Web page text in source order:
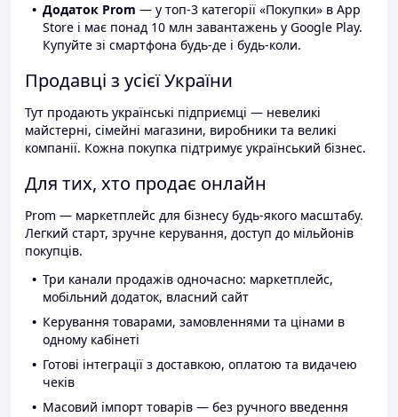
Додаток Prom — у топ-3 категорії «Покупки» в App
Store і має понад 10 млн завантажень у Google Play.
Купуйте зі смартфона будь-де і будь-коли.
Продавці з усієї України
Тут продають українські підприємці — невеликі
майстерні, сімейні магазини, виробники та великі
компанії. Кожна покупка підтримує український бізнес.
Для тих, хто продає онлайн
Prom — маркетплейс для бізнесу будь-якого масштабу.
Легкий старт, зручне керування, доступ до мільйонів
покупців.
Три канали продажів одночасно: маркетплейс,
мобільний додаток, власний сайт
Керування товарами, замовленнями та цінами в
одному кабінеті
Готові інтеграції з доставкою, оплатою та видачею
чеків
Масовий імпорт товарів — без ручного введення